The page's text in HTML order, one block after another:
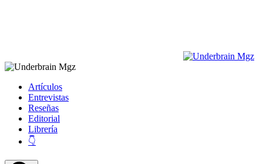
Artículos
Entrevistas
Reseñas
Editorial
Librería
👇